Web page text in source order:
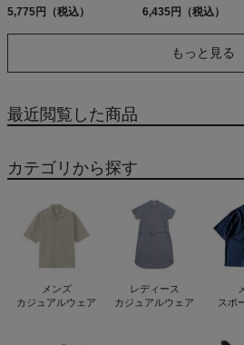
NORTH FACE LS AIRY
5,775円（税込）
トンティー THE
6,435円（税込）
もっと見る
最近閲覧した商品
カテゴリから探す
メンズ
カジュアルウェア
レディース
カジュアルウェア
スポ